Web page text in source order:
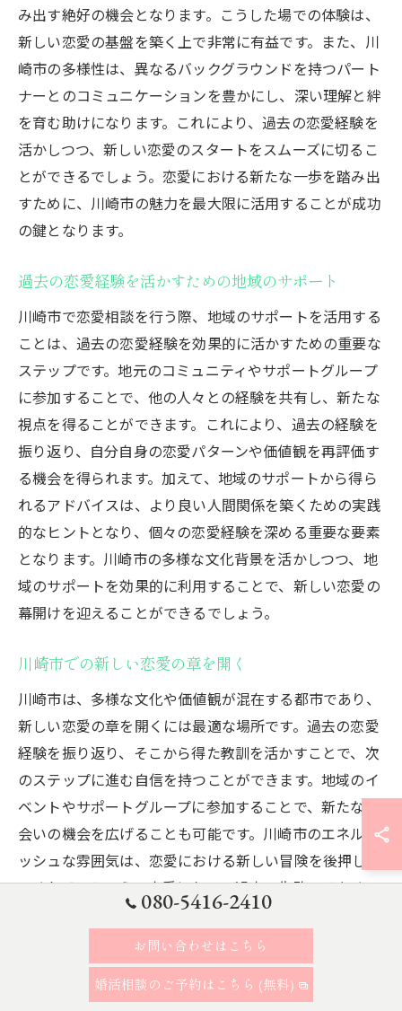
み出す絶好の機会となります。こうした場での体験は、
新しい恋愛の基盤を築く上で非常に有益です。また、川
崎市の多様性は、異なるバックグラウンドを持つパート
ナーとのコミュニケーションを豊かにし、深い理解と絆
を育む助けになります。これにより、過去の恋愛経験を
活かしつつ、新しい恋愛のスタートをスムーズに切るこ
とができるでしょう。恋愛における新たな一歩を踏み出
すために、川崎市の魅力を最大限に活用することが成功
の鍵となります。
過去の恋愛経験を活かすための地域のサポート
川崎市で恋愛相談を行う際、地域のサポートを活用する
ことは、過去の恋愛経験を効果的に活かすための重要な
ステップです。地元のコミュニティやサポートグループ
に参加することで、他の人々との経験を共有し、新たな
視点を得ることができます。これにより、過去の経験を
振り返り、自分自身の恋愛パターンや価値観を再評価す
る機会を得られます。加えて、地域のサポートから得ら
れるアドバイスは、より良い人間関係を築くための実践
的なヒントとなり、個々の恋愛経験を深める重要な要素
となります。川崎市の多様な文化背景を活かしつつ、地
域のサポートを効果的に利用することで、新しい恋愛の
幕開けを迎えることができるでしょう。
川崎市での新しい恋愛の章を開く
川崎市は、多様な文化や価値観が混在する都市であり、
新しい恋愛の章を開くには最適な場所です。過去の恋愛
経験を振り返り、そこから得た教訓を活かすことで、次
のステップに進む自信を持つことができます。地域のイ
ベントやサポートグループに参加することで、新たな出
会いの機会を広げることも可能です。川崎市のエネルギ
ッシュな雰囲気は、恋愛における新しい冒険を後押しし
てくれるでしょう。恋愛において過去の失敗ではなく、
そこから学んだことを基にした新しい関係を築くことが
大切です。これにより、より充実した恋愛生活を楽しむ
ことができ、未来のパートナーシップをより強固にする
ことができます。
080-5416-2410
お問い合わせはこちら
婚活相談のご予約はこちら (無料)